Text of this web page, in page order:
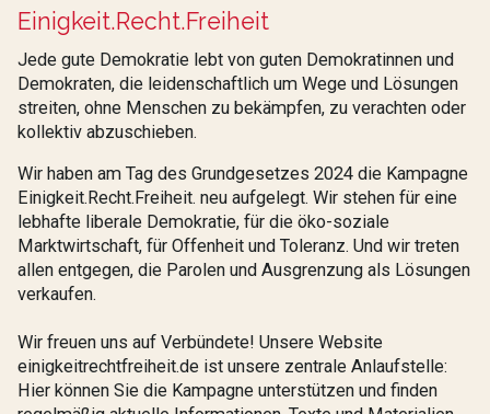
Einigkeit.Recht.Freiheit
Jede gute Demokratie lebt von guten Demokratinnen und
Demokraten, die leidenschaftlich um Wege und Lösungen
streiten, ohne Menschen zu bekämpfen, zu verachten oder
kollektiv abzuschieben.
Wir haben am Tag des Grundgesetzes 2024 die Kampagne
Einigkeit.Recht.Freiheit. neu aufgelegt. Wir stehen für eine
lebhafte liberale Demokratie, für die öko-soziale
Marktwirtschaft, für Offenheit und Toleranz. Und wir treten
allen entgegen, die Parolen und Ausgrenzung als Lösungen
verkaufen.
Wir freuen uns auf Verbündete! Unsere Website
einigkeitrechtfreiheit.de ist unsere zentrale Anlaufstelle:
Hier können Sie die Kampagne unterstützen und finden